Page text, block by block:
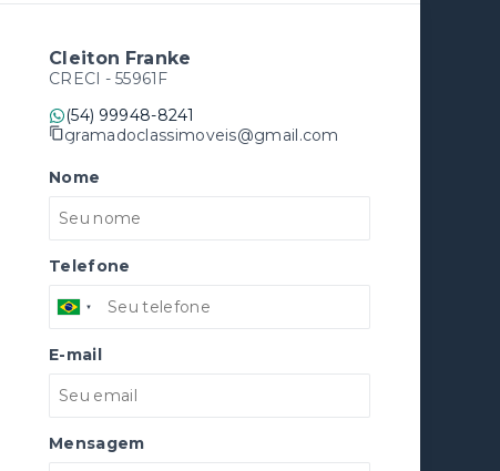
Cleiton Franke
CRECI - 55961F
(54) 99948-8241
gramadoclassimoveis@gmail.com
Nome
Telefone
E-mail
Mensagem